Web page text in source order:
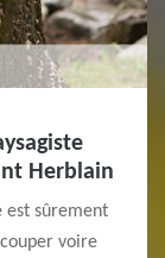
Herblain
est sûrement
voire